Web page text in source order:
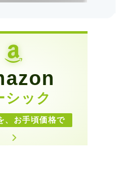
シック
、お手頃価格で